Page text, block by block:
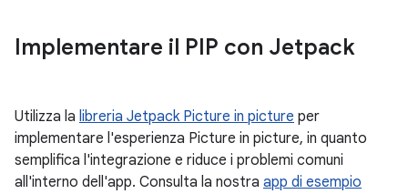
Implementare il PIP con Jetpack
Utilizza la libreria Jetpack Picture in picture per
implementare l'esperienza Picture in picture, in quanto
semplifica l'integrazione e riduce i problemi comuni
all'interno dell'app. Consulta la nostra app di esempio